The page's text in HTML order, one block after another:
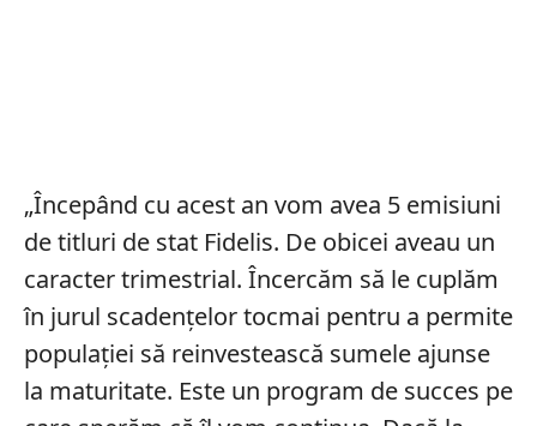
„Începând cu acest an vom avea 5 emisiuni
de titluri de stat Fidelis. De obicei aveau un
caracter trimestrial. Încercăm să le cuplăm
în jurul scadenţelor tocmai pentru a permite
populaţiei să reinvestească sumele ajunse
la maturitate. Este un program de succes pe